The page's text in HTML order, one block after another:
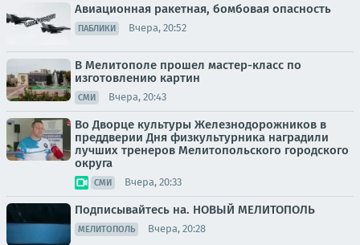
Авиационная ракетная, бомбовая опасность
ПАБЛИКИ Вчера, 20:52
В Мелитополе прошел мастер-класс по
изготовлению картин
СМИ Вчера, 20:43
Во Дворце культуры Железнодорожников в
преддверии Дня физкультурника наградили
лучших тренеров Мелитопольского городского
округа
СМИ Вчера, 20:33
Подписывайтесь на. НОВЫЙ МЕЛИТОПОЛЬ
МЕЛИТОПОЛЬ Вчера, 20:28